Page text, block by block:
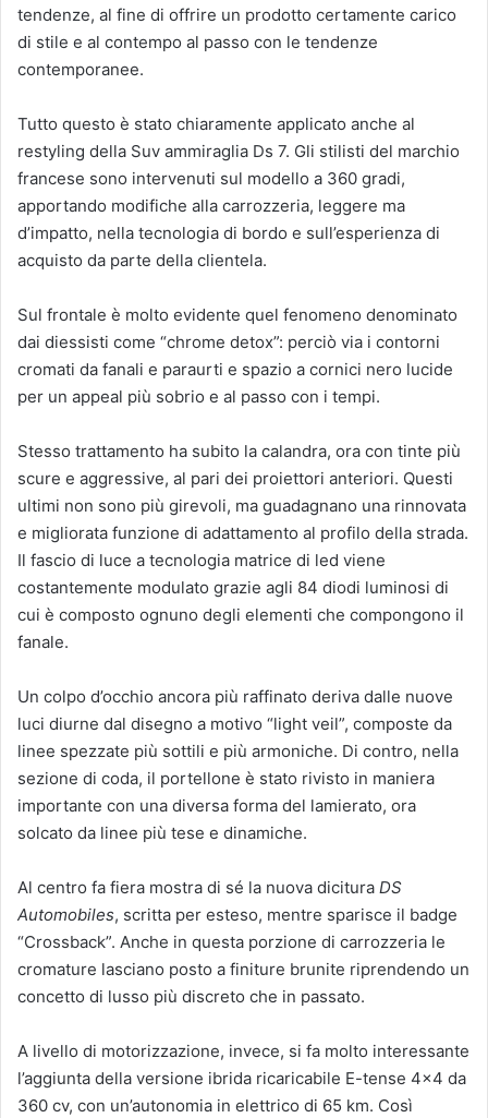
tendenze, al fine di offrire un prodotto certamente carico
di stile e al contempo al passo con le tendenze
contemporanee.
Tutto questo è stato chiaramente applicato anche al
restyling della Suv ammiraglia Ds 7. Gli stilisti del marchio
francese sono intervenuti sul modello a 360 gradi,
apportando modifiche alla carrozzeria, leggere ma
d’impatto, nella tecnologia di bordo e sull’esperienza di
acquisto da parte della clientela.
Sul frontale è molto evidente quel fenomeno denominato
dai diessisti come “chrome detox”: perciò via i contorni
cromati da fanali e paraurti e spazio a cornici nero lucide
per un appeal più sobrio e al passo con i tempi.
Stesso trattamento ha subito la calandra, ora con tinte più
scure e aggressive, al pari dei proiettori anteriori. Questi
ultimi non sono più girevoli, ma guadagnano una rinnovata
e migliorata funzione di adattamento al profilo della strada.
Il fascio di luce a tecnologia matrice di led viene
costantemente modulato grazie agli 84 diodi luminosi di
cui è composto ognuno degli elementi che compongono il
fanale.
Un colpo d’occhio ancora più raffinato deriva dalle nuove
luci diurne dal disegno a motivo “light veil”, composte da
linee spezzate più sottili e più armoniche. Di contro, nella
sezione di coda, il portellone è stato rivisto in maniera
importante con una diversa forma del lamierato, ora
solcato da linee più tese e dinamiche.
Al centro fa fiera mostra di sé la nuova dicitura DS
Automobiles, scritta per esteso, mentre sparisce il badge
“Crossback”. Anche in questa porzione di carrozzeria le
cromature lasciano posto a finiture brunite riprendendo un
concetto di lusso più discreto che in passato.
A livello di motorizzazione, invece, si fa molto interessante
l’aggiunta della versione ibrida ricaricabile E-tense 4×4 da
360 cv, con un’autonomia in elettrico di 65 km. Così